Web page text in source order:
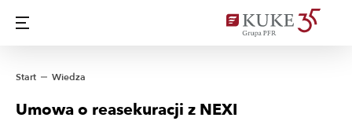
Start Wiedza
Umowa o reasekuracji z NEXI